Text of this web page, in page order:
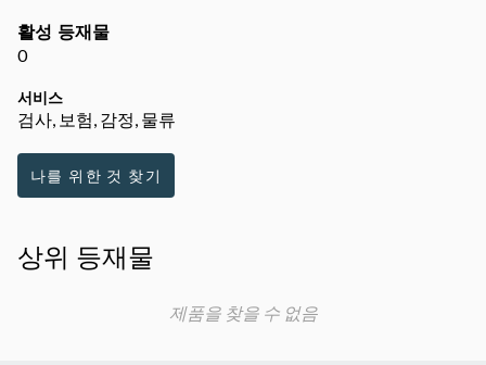
활성 등재물
0
서비스
검사, 보험, 감정, 물류
나를 위한 것 찾기
상위 등재물
제품을 찾을 수 없음